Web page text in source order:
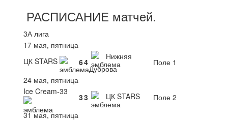
РАСПИСАНИЕ матчей.
3А лига
17 мая, пятница
ЦК STARS
64
Нижняя
Дуброва
Поле 1
24 мая, пятница
Ice Cream-33
33 ЦК STARS
Поле 2
31 мая, пятница